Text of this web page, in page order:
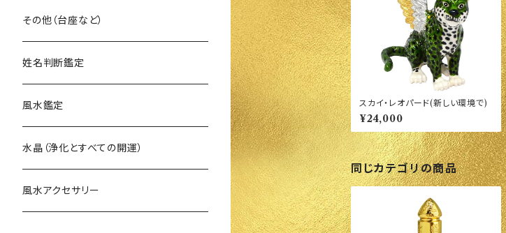
スカイ・レオパード(新しい環境で)
¥24,000
同じカテゴリの商品
その他（台座など）
姓名判断鑑定
風水鑑定
水晶（浄化とすべての開運）
風水アクセサリー